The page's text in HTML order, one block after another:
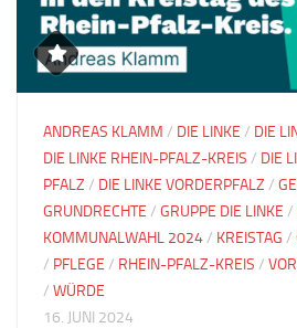
ANDREAS KLAMM / DIE LINKE / DIE
DIE LINKE RHEIN-PFALZ-KREIS / DIE
PFALZ / DIE LINKE VORDERPFALZ /
GRUNDRECHTE / GRUPPE DIE LINKE /
KOMMUNALWAHL 2024/ KREISTAG /
/ PFLEGE / RHEIN-PFALZ-KREIS /
/ WÜRDE
16. JUNI 2024